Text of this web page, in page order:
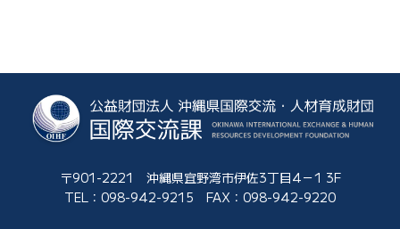
〒901-2221 沖縄県宜野湾市伊佐3丁目4－1 3F
TEL： 098-942-9215 FAX：098-942-9220